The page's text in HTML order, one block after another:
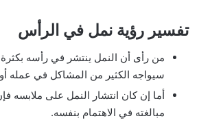
تفسير رؤية نمل في الرأس
من رأى أن النمل ينتشر في رأسه
سيواجه الكثير من المشاكل في عمله
أما إن كان انتشار النمل على ملابسه
مبالغته في الاهتمام بنفسه.